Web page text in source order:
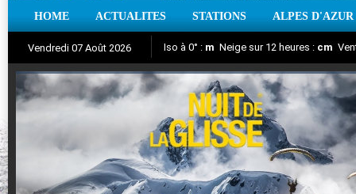
HOME ACTUALITES STATIONS ALPES D'AZUR
Vendredi 07 Août 2026 Iso à 0° : m Neige sur 12 heures : cm
Nuit de la Glisse 2018